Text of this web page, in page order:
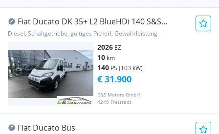
Fiat Ducato DK 35+ L2 BlueHDi 140 S&S
Pritsche
Diesel, Schaltgetriebe, gültiges Pickerl, Gewährleistung
2026 EZ
10 km
140 PS (103 kW)
E&S Motors GmbH
4240 Freistadt
€ 31.900
Fiat Ducato Bus